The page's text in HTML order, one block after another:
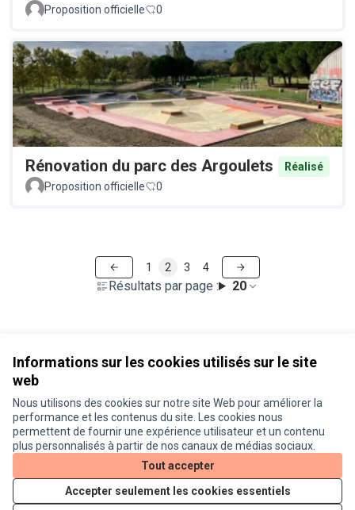
Informations sur les cookies utilisés sur le site
web
Nous utilisons des cookies sur notre site Web pour améliorer la
performance et les contenus du site. Les cookies nous
permettent de fournir une expérience utilisateur et un contenu
plus personnalisés à partir de nos canaux de médias sociaux.
Tout accepter
Accepter seulement les cookies essentiels
Proposition officielle 0
Rénovation du parc des Argoulets
Réalisé
Proposition officielle
0
Résultats par page : 20
1 2 3 4
Conditions d'utilisation
Paramètres des cookies
Je participe ! sur X
(Lien externe)
Je participe ! sur Facebook
Je participe ! sur Instagram